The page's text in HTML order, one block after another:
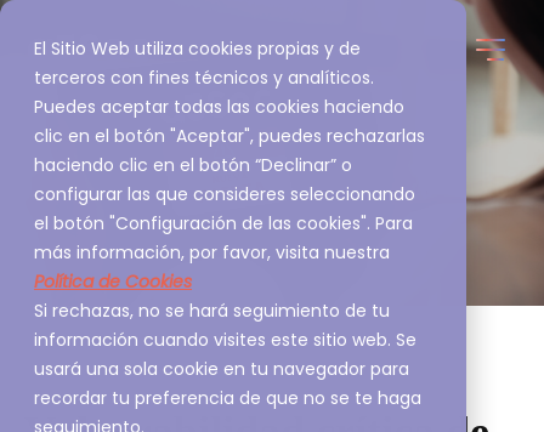
El Sitio Web utiliza cookies propias y de
terceros con fines técnicos y analíticos.
Puedes aceptar todas las cookies haciendo
clic en el botón "Aceptar", puedes rechazarlas
haciendo clic en el botón “Declinar” o
configurar las que consideres seleccionando
el botón "Configuración de las cookies". Para
más información, por favor, visita nuestra
Política de Cookies
Si rechazas, no se hará seguimiento de tu
información cuando visites este sitio web. Se
usará una sola cookie en tu navegador para
recordar tu preferencia de que no se te haga
seguimiento.